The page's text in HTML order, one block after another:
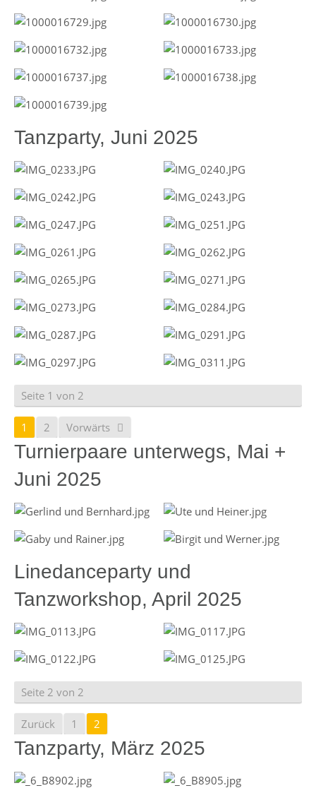
Tanzparty, Juni 2025
Seite 1 von 2
1 2 Vorwärts
Turnierpaare unterwegs, Mai +
Juni 2025
Linedanceparty und
Tanzworkshop, April 2025
Seite 2 von 2
Zurück 1 2
Tanzparty, März 2025